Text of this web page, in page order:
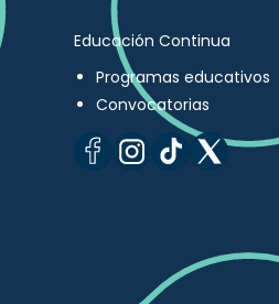
Educación Continua
Programas educativos
Convocatorias